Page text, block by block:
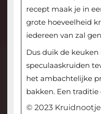
recept maak je in
grote hoeveelheid
iedereen van zal
Dus duik de keuken
speculaaskruiden
het ambachtelijke
bakken. Een
© 2023